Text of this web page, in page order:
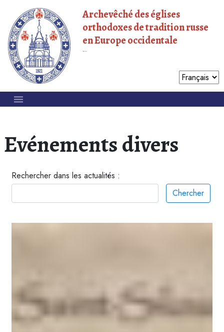
Archevêché des églises
orthodoxes de tradition russe
en Europe occidentale
Evénements divers
Rechercher dans les actualités :
Chercher